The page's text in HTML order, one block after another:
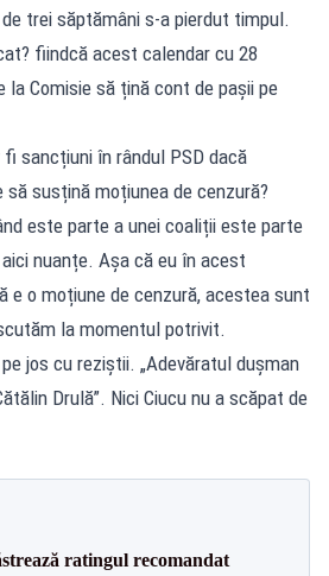
trei săptămâni s-a pierdut timpul.
fiindcă acest calendar cu 28
la Comisie să țină cont de pașii pe
fi sancțiuni în rândul PSD dacă
să susțină moțiunea de cenzură?
este parte a unei coaliții este parte
nuanțe. Așa că eu în acest
e o moțiune de cenzură, acestea sunt
la momentul potrivit.
jos cu reziștii. „Adevăratul dușman
Drulă”. Nici Ciucu nu a scăpat de
ratingul recomandat